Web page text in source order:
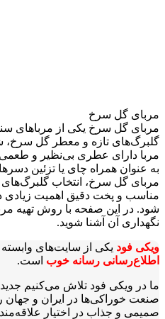
مربای گل سرخ
مربای گل سرخ یکی از مرباهای
گلبرگ‌های تازه و معطر گل سرخ،
مربا دارای عطری بی‌نظیر و
به عنوان همراه چای یا تزئین
مربای گل سرخ، انتخاب گلبرگ‌های
مناسب و پخت دقیق اهمیت زیادی
شود. در این صفحه با روش تهیه
نگهداری آن آشنا شوید.
ویکی‌ فود یکی از سایت‌های وابسته
اطلاع‌رسانی رسانه خوب است.
ما در ویکی‌ فود تلاش می‌کنیم
صنعت خوراکی‌ها در ایران و
صمیمی و جذاب در اختیار